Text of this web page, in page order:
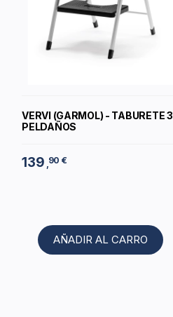
VERVI (GARMOL) - TABURETE 3
PELDAÑOS
139 ,90 €
AÑADIR AL CARRO